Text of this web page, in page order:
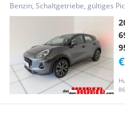
Benzin, Schaltgetriebe, gültiges